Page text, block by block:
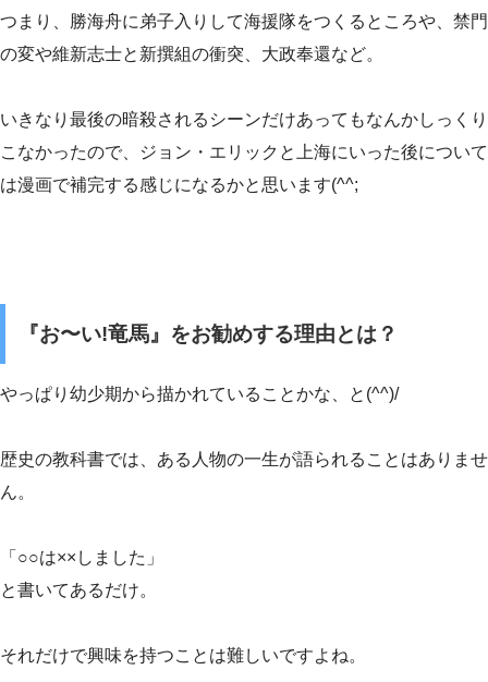
つまり、勝海舟に弟子入りして海援隊をつくるところや、禁門
の変や維新志士と新撰組の衝突、大政奉還など。
いきなり最後の暗殺されるシーンだけあってもなんかしっくり
こなかったので、ジョン・エリックと上海にいった後について
は漫画で補完する感じになるかと思います(^^;
『お〜い!竜馬』をお勧めする理由とは？
やっぱり幼少期から描かれていることかな、と(^^)/
歴史の教科書では、ある人物の一生が語られることはありませ
ん。
「○○は××しました」
と書いてあるだけ。
それだけで興味を持つことは難しいですよね。